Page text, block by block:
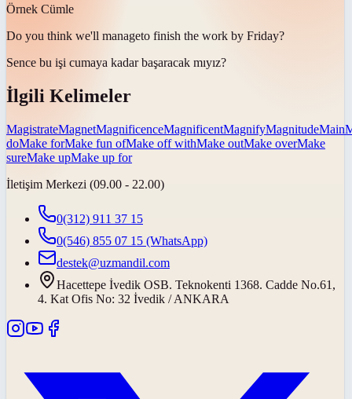
Örnek Cümle
Do you think we'll manageto finish the work by Friday?
Sence bu işi cumaya kadar başaracak mıyız?
İlgili Kelimeler
MagistrateMagnetMagnificenceMagnificentMagnifyMagnitudeMain
doMake forMake fun ofMake off withMake outMake overMake
sureMake upMake up for
İletişim Merkezi (09.00 - 22.00)
0(312) 911 37 15
0(546) 855 07 15 (WhatsApp)
destek@uzmandil.com
Hacettepe İvedik OSB. Teknokenti 1368. Cadde No.61,
4. Kat Ofis No: 32 İvedik / ANKARA